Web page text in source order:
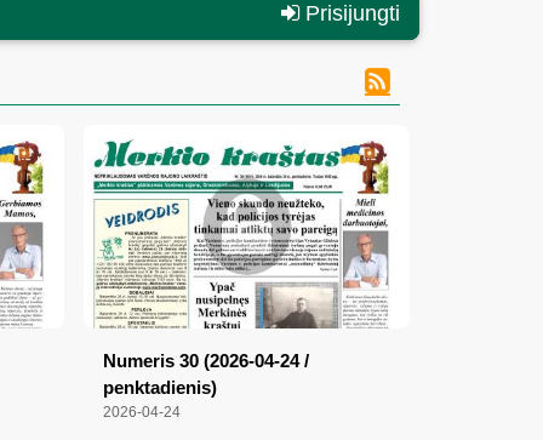
Prisijungti
Numeris 30 (2026-04-24 /
penktadienis)
2026-04-24